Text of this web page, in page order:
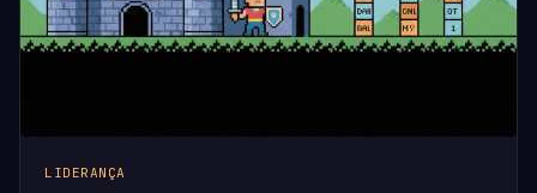
LIDERANÇA